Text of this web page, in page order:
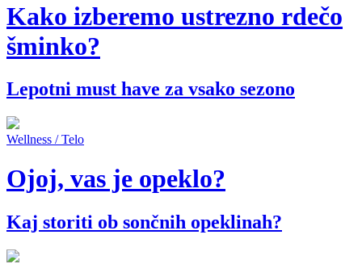
Kako izberemo ustrezno rdečo
šminko?
Lepotni must have za vsako sezono
Wellness / Telo
Ojoj, vas je opeklo?
Kaj storiti ob sončnih opeklinah?